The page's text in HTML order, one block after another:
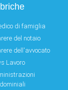
di famiglia
del notaio
dell'avvocato
Lavoro